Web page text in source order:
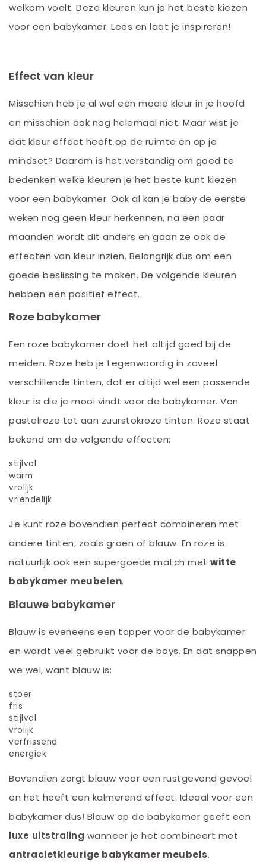
welkom voelt. Deze kleuren kun je het beste kiezen
voor een babykamer. Lees en laat je inspireren!
Effect van kleur
Misschien heb je al wel een mooie kleur in je hoofd
en misschien ook nog helemaal niet. Maar wist je
dat kleur effect heeft op de ruimte en op je
mindset? Daarom is het verstandig om goed te
bedenken welke kleuren je het beste kunt kiezen
voor een babykamer. Ook al kan je baby de eerste
weken nog geen kleur herkennen, na een paar
maanden wordt dit anders en gaan ze ook de
effecten van kleur inzien. Belangrijk dus om een
goede beslissing te maken. De volgende kleuren
hebben een positief effect.
Roze babykamer
Een roze babykamer doet het altijd goed bij de
meiden. Roze heb je tegenwoordig in zoveel
verschillende tinten, dat er altijd wel een passende
kleur is die je mooi vindt voor de babykamer. Van
pastelroze tot aan zuurstokroze tinten. Roze staat
bekend om de volgende effecten:
stijlvol
warm
vrolijk
vriendelijk
Je kunt roze bovendien perfect combineren met
andere tinten, zoals groen of blauw. En roze is
natuurlijk ook een supergoede match met witte
babykamer meubelen.
Blauwe babykamer
Blauw is eveneens een topper voor de babykamer
en wordt veel gebruikt voor de boys. En dat snappen
we wel, want blauw is:
stoer
fris
stijlvol
vrolijk
verfrissend
energiek
Bovendien zorgt blauw voor een rustgevend gevoel
en het heeft een kalmerend effect. Ideaal voor een
babykamer dus! Blauw op de babykamer geeft een
luxe uitstraling wanneer je het combineert met
antracietkleurige babykamer meubels.